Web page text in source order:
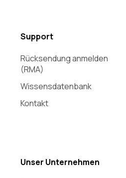
Support
Rücksendung anmelden
(RMA)
Wissensdatenbank
Kontakt
Unser Unternehmen